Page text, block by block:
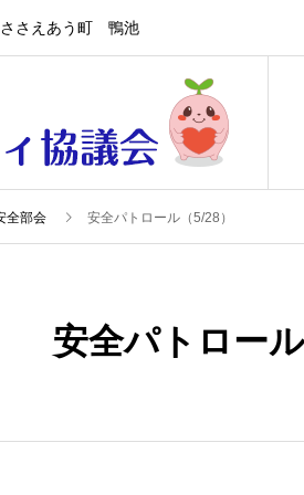
ささえあう町 鴨池
全部会 安全パトロール（5/28）
安全パトロール